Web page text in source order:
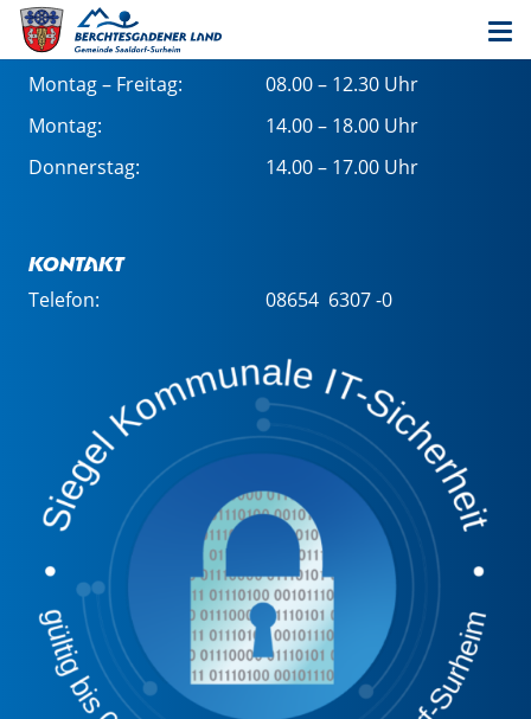
Öffnungszeiten im Rathaus
Montag – Freitag:
08.00 – 12.30 Uhr
Montag:
14.00 – 18.00 Uhr
Donnerstag:
14.00 – 17.00 Uhr
Kontakt
Telefon: 08654 6307 -0